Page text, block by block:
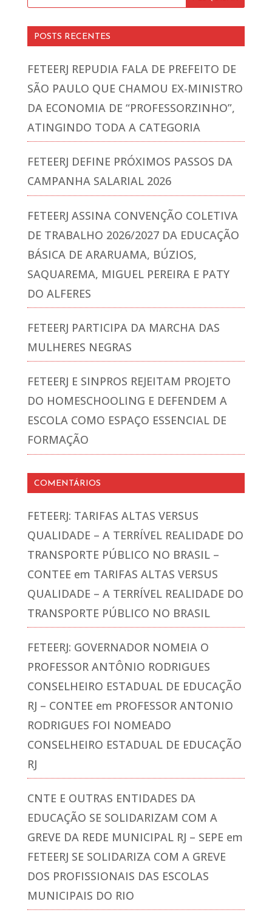
POSTS RECENTES
FETEERJ REPUDIA FALA DE PREFEITO DE
SÃO PAULO QUE CHAMOU EX-MINISTRO
DA ECONOMIA DE “PROFESSORZINHO”,
ATINGINDO TODA A CATEGORIA
FETEERJ DEFINE PRÓXIMOS PASSOS DA
CAMPANHA SALARIAL 2026
FETEERJ ASSINA CONVENÇÃO COLETIVA
DE TRABALHO 2026/2027 DA EDUCAÇÃO
BÁSICA DE ARARUAMA, BÚZIOS,
SAQUAREMA, MIGUEL PEREIRA E PATY
DO ALFERES
FETEERJ PARTICIPA DA MARCHA DAS
MULHERES NEGRAS
FETEERJ E SINPROS REJEITAM PROJETO
DO HOMESCHOOLING E DEFENDEM A
ESCOLA COMO ESPAÇO ESSENCIAL DE
FORMAÇÃO
COMENTÁRIOS
FETEERJ: TARIFAS ALTAS VERSUS
QUALIDADE – A TERRÍVEL REALIDADE DO
TRANSPORTE PÚBLICO NO BRASIL –
CONTEE em TARIFAS ALTAS VERSUS
QUALIDADE – A TERRÍVEL REALIDADE DO
TRANSPORTE PÚBLICO NO BRASIL
FETEERJ: GOVERNADOR NOMEIA O
PROFESSOR ANTÔNIO RODRIGUES
CONSELHEIRO ESTADUAL DE EDUCAÇÃO
RJ – CONTEE em PROFESSOR ANTONIO
RODRIGUES FOI NOMEADO
CONSELHEIRO ESTADUAL DE EDUCAÇÃO
RJ
CNTE E OUTRAS ENTIDADES DA
EDUCAÇÃO SE SOLIDARIZAM COM A
GREVE DA REDE MUNICIPAL RJ – SEPE em
FETEERJ SE SOLIDARIZA COM A GREVE
DOS PROFISSIONAIS DAS ESCOLAS
MUNICIPAIS DO RIO